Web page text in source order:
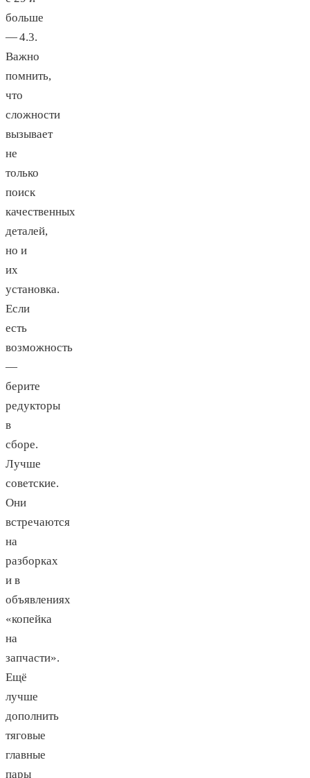
больше
— 4.3.
Важно
помнить,
что
сложности
вызывает
не
только
поиск
качественных
деталей,
но и
их
установка.
Если
есть
возможность
—
берите
редукторы
в
сборе.
Лучше
советские.
Они
встречаются
на
разборках
и в
объявлениях
«копейка
на
запчасти».
Ещё
лучше
дополнить
тяговые
главные
пары